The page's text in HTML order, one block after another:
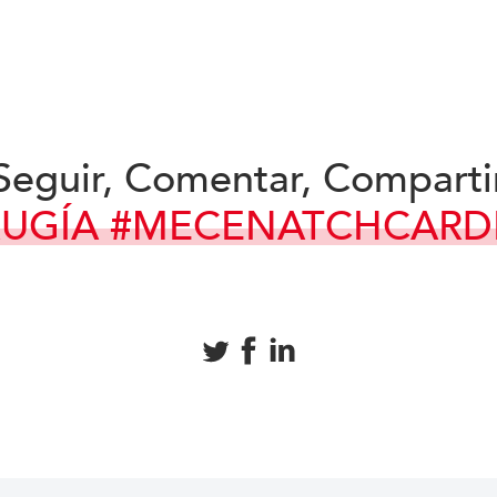
Comentar,
#MECENATCH